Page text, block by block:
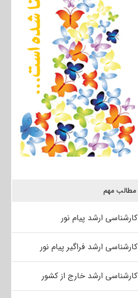
مطالب مهم
کارشناسی ارشد پیام نور
کارشناسی ارشد فراگیر پیام نور
کارشناسی ارشد خارج از کشور